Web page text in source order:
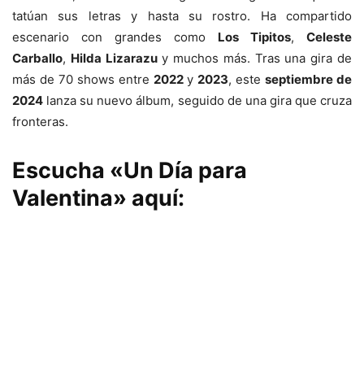
tatúan sus letras y hasta su rostro. Ha compartido
escenario con grandes como Los Tipitos, Celeste
Carballo, Hilda Lizarazuy muchos más. Tras una gira de
más de 70 shows entre 2022y2023, esteseptiembre de
2024 lanza su nuevo álbum, seguido de una gira que cruza
fronteras.
Escucha «Un Día para
Valentina» aquí: